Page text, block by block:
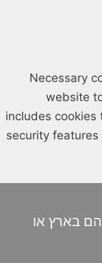
Necessary
website
includes cookies
security
בארץ או